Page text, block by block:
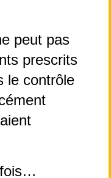
peut pas
prescrits
le contrôle